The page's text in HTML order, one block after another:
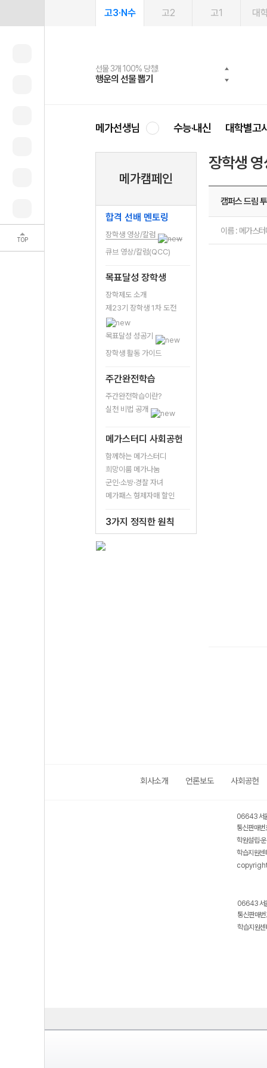
TOP
고3·N수 고2 고1 대
선물 3개 100% 당첨!
행운의 선물 뽑기
선물 100% 증정!
메가스터디 X 올리브
여름방학 스터디 캐시백
메가런 썸머스쿨
2027 러셀 단과
강사 공개선발
스마트러닝앱
설문 EVENT
메가패스
3일 무료 체험권
메가패스 수강생 무료혜택!
메가클럽 멤버십
사회공헌 캠페인
희망이룸 메가나눔
메가선생님 수능·내신 대학별고
메가캠페인
합격 선배 멘토링
장학생 영상/칼럼
큐브 영상/칼럼(QCC)
목표달성 장학생
장학제도 소개
제23기 장학생 1차 도전
목표달성 성공기
장학생 활동 가이드
주간완전학습
주간완전학습이란?
실천 비법 공개
메가스터디 사회공헌
함께하는 메가스터디
희망이룸 메가나눔
군인·소방·경찰 자녀
메가패스 형제자매 할인
3가지 정직한 원칙
장학생
캠퍼스 드림
이름 : 메가스
회사소개 언론보도 사회공헌
06643 서
통신판매
학원설립·
학습지원
06643 서
통신판매
학습지원